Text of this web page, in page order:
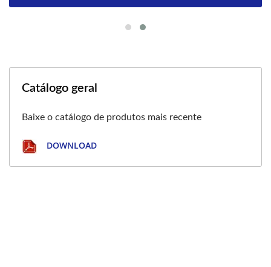
Catálogo geral
Baixe o catálogo de produtos mais recente
DOWNLOAD